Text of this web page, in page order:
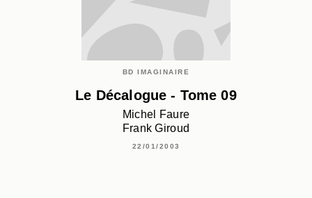
BD IMAGINAIRE
Le Décalogue - Tome 09
Michel Faure
Frank Giroud
22/01/2003